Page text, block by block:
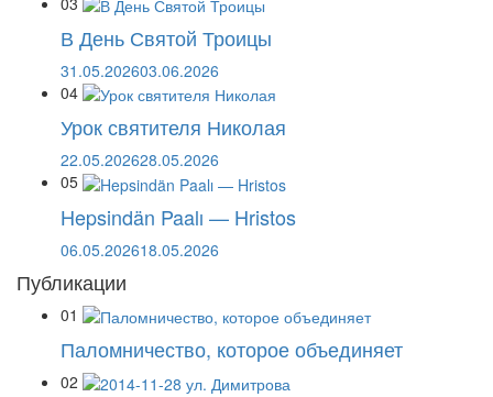
В День Святой Троицы
31.05.202603.06.2026
04
Урок святителя Николая
22.05.202628.05.2026
05
Hepsindän Paalı — Hristos
06.05.202618.05.2026
Публикации
01
Паломничество, которое объединяет
02